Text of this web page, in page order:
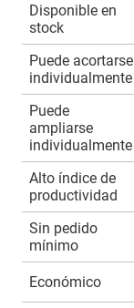
Disponible en
stock
Puede acortarse
individualmente
Puede
ampliarse
individualmente
Alto índice de
productividad
Sin pedido
mínimo
Económico